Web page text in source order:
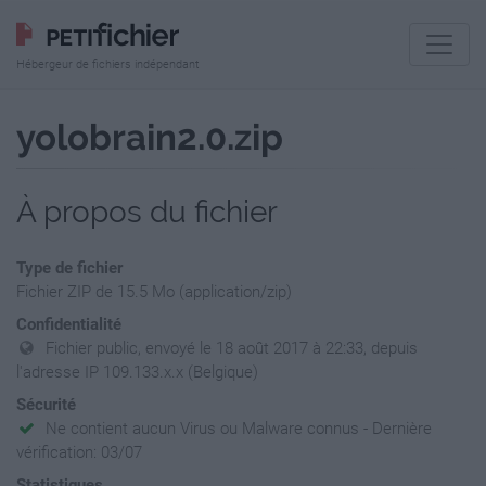
Hébergeur de fichiers indépendant
yolobrain2.0.zip
À propos du fichier
Type de fichier
Fichier ZIP de 15.5 Mo (application/zip)
Confidentialité
Fichier public, envoyé le 18 août 2017 à 22:33, depuis
l'adresse IP 109.133.x.x (Belgique)
Sécurité
Ne contient aucun Virus ou Malware connus - Dernière
vérification: 03/07